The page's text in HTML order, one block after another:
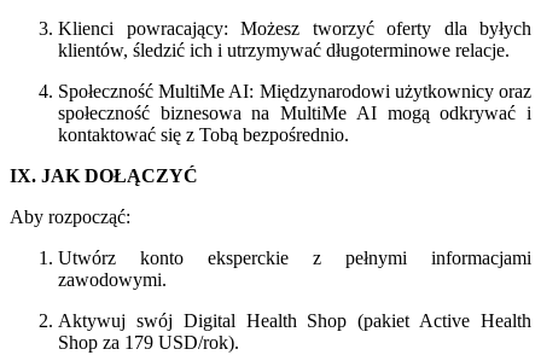
Klienci powracający: Możesz tworzyć oferty dla byłych
klientów, śledzić ich i utrzymywać długoterminowe relacje.
Społeczność MultiMe AI: Międzynarodowi użytkownicy oraz
społeczność biznesowa na MultiMe AI mogą odkrywać i
kontaktować się z Tobą bezpośrednio.
IX. JAK DOŁĄCZYĆ
Aby rozpocząć:
Utwórz konto eksperckie z pełnymi informacjami
zawodowymi.
Aktywuj swój Digital Health Shop (pakiet Active Health
Shop za 179 USD/rok).